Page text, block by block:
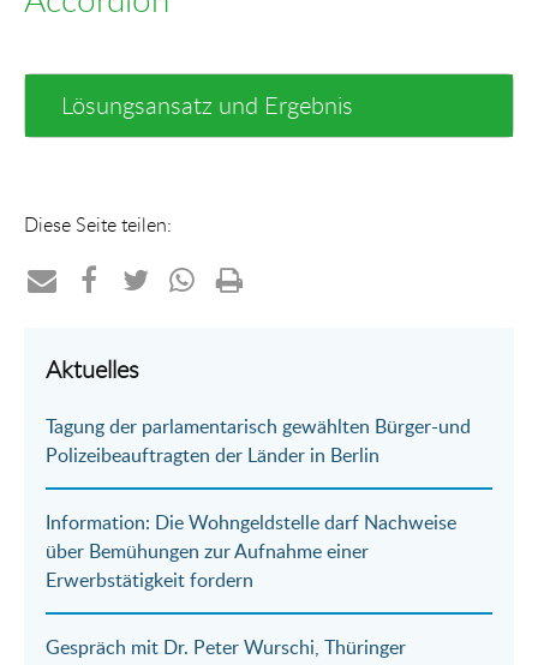
Lösungsansatz und Ergebnis
Diese Seite teilen:
per
Mail
auf
Aktuelles
Tagung der parlamentarisch gewählten Bürger-und
Polizeibeauftragten der Länder in Berlin
Information: Die Wohngeldstelle darf Nachweise
über Bemühungen zur Aufnahme einer
Erwerbstätigkeit fordern
Gespräch mit Dr. Peter Wurschi, Thüringer